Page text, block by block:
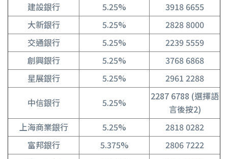
建設銀行
5.25%
3918 6655
大新銀行
5.25%
2828 8000
交通銀行
5.25%
2239 5559
創興銀行
5.25%
3768 6868
星展銀行
5.25%
2961 2288
中信銀行
5.25%
2287 6788 (選擇語
言後按2)
上海商業銀行
5.25%
2818 0282
富邦銀行
5.375%
2806 7222